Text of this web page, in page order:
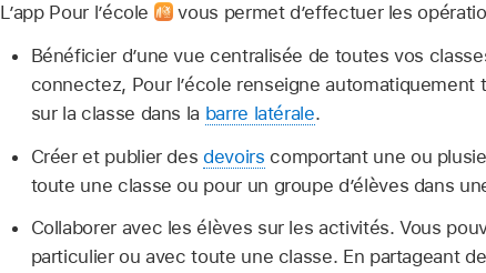
L’app Pour l’école
vous permet d’effectuer les
Bénéficier d’une vue centralisée de toutes vos
connectez, Pour l’école renseigne
sur la classe dans la barre latérale.
Créer et publier desdevoirs comportant une ou
toute une classe ou pour un groupe d’élèves dans
Collaborer avec les élèves sur les activités. Vous
particulier ou avec toute une classe. En partageant